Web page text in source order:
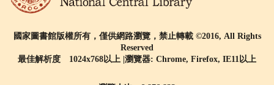
國家圖書館版權所有，僅供網路瀏覽，禁止轉載 ©2016, All Rights
Reserved
最佳解析度 1024x768以上 |瀏覽器: Chrome, Firefox, IE11以上